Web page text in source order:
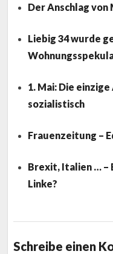
Der Anschlag von
Liebig 34 wurde
1. Mai: Die
sozialistisch
Frauenzeitung –
Brexit, Italien … –
Linke?
Schreibe einen